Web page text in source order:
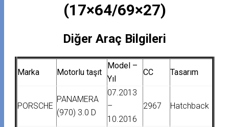
(17×64/69×27)
Diğer Araç Bilgileri
Marka Motorlu taşıt
Model –
Yıl
CC Tasarım
PORSCHE
PANAMERA
(970) 3.0 D
07.2013
–
10.2016
2967 Hatchback